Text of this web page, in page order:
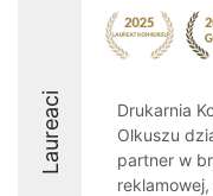
Laureaci
Drukarnia
Olkuszu
partner w